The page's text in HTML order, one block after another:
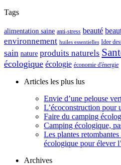
Tags
alimentation saine anti-stress beauté
environnement huiles essentielles Idee
sain nature produits naturels
écologique écologie économie d'énergie
Articles les plus lus
Envie d’une pelouse
L’écoconstruction pour
Faire du camping
Camping écologique,
Les plantes
écologique pour élever
Archives